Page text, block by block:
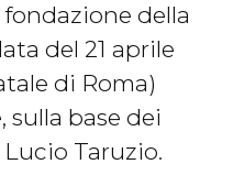
della
del 21 aprile
di Roma)
sulla base dei
Taruzio.